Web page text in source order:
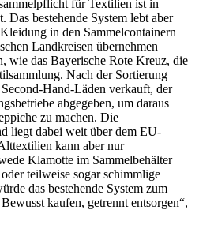
für Textilien ist in
Das bestehende System lebt aber
in den Sammelcontainern
Landkreisen übernehmen
wie das Bayerische Rote Kreuz, die
Nach der Sortierung
Hand-Läden verkauft, der
abgegeben, um daraus
zu machen. Die
liegt dabei weit über dem EU-
kann aber nur
Klamotte im Sammelbehälter
teilweise sogar schimmlige
das bestehende System zum
kaufen, getrennt entsorgen“,